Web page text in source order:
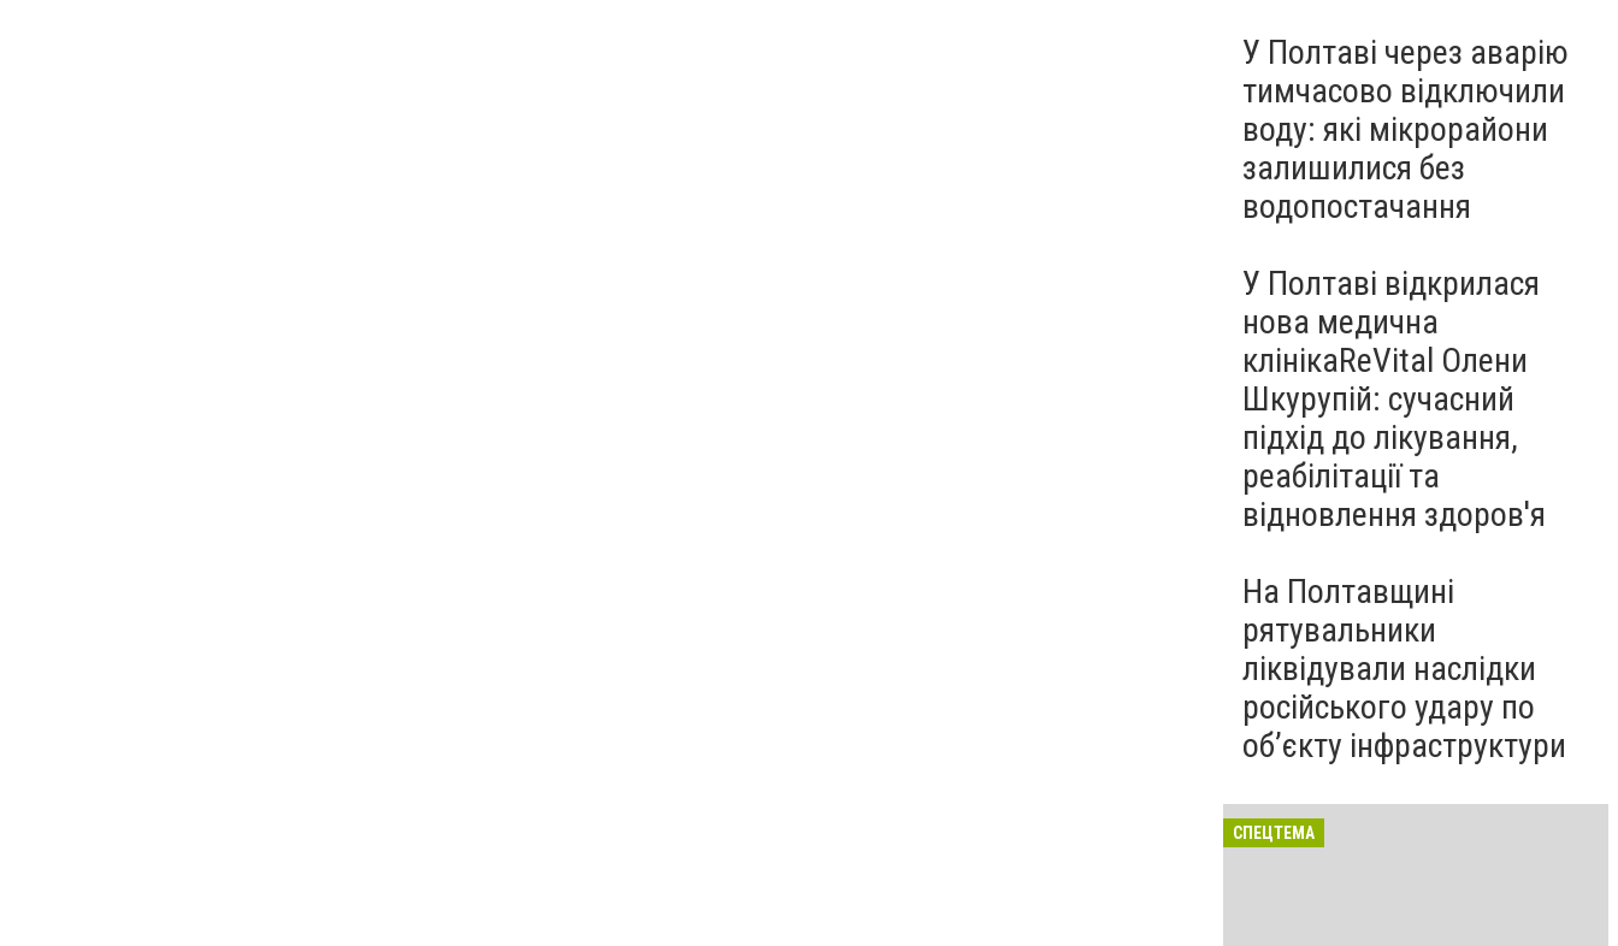
У Полтаві через аварію
тимчасово відключили
воду: які мікрорайони
залишилися без
водопостачання
У Полтаві відкрилася
нова медична
клінікаReVital Олени
Шкурупій: сучасний
підхід до лікування,
реабілітації та
відновлення здоров'я
На Полтавщині
рятувальники
ліквідували наслідки
російського удару по
об’єкту інфраструктури
СПЕЦТЕМА